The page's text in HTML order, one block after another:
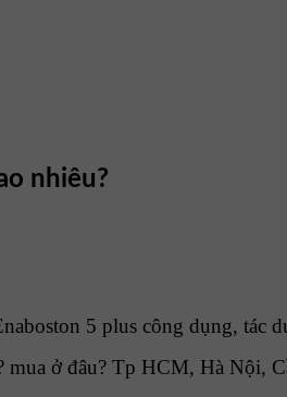
nhiêu?
5 plus công dụng, tác
ở đâu? Tp HCM, Hà